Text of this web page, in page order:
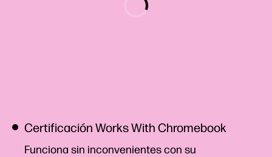
Certificación Works With Chromebook
Funciona sin inconvenientes con su